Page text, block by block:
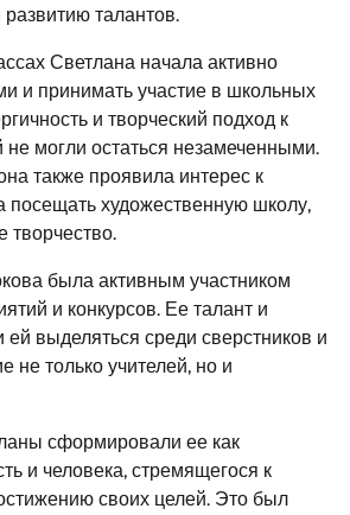
талантов.
Светлана начала активно
и принимать участие в школьных
и творческий подход к
могли остаться незамеченными.
также проявила интерес к
посещать художественную школу,
творчество.
была активным участником
и конкурсов. Ее талант и
ей выделяться среди сверстников и
не только учителей, но и
сформировали ее как
и человека, стремящегося к
своих целей. Это был